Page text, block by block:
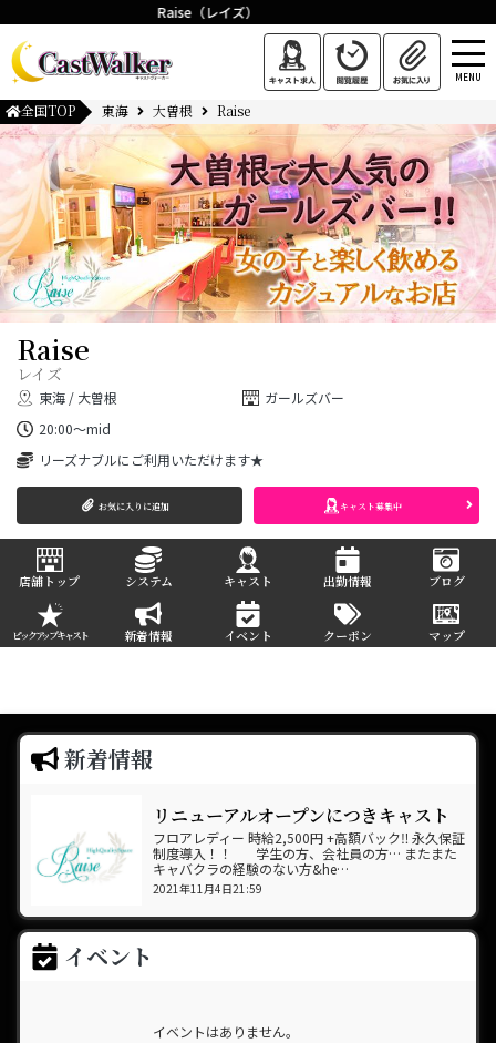
Raise（レイズ）
MENU
全国TOP 東海 大曽根 Raise
Raise
レイズ
東海 / 大曽根
ガールズバー
20:00～mid
リーズナブルにご利用いただけます★
お気に入りに追加 キャスト募集中
店舗トップ システム キャスト 出勤情報 ブログ
新着情報 イベント クーポン マップ
新着情報
リニューアルオープンにつきキャスト
大募集‼️
フロアレディー 時給2,500円 +高額バック‼️ 永久保証
制度導入！！ 学生の方、会社員の方… またまた
キャバクラの経験のない方&he…
2021年11月4日21:59
イベント
イベントはありません。